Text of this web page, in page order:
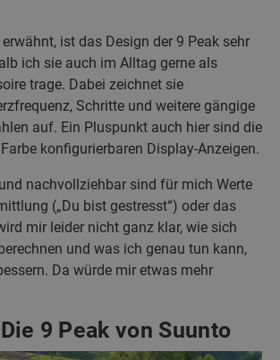
ist das Design der 9 Peak sehr
ich sie auch im Alltag gerne als
trage. Dabei zeichnet sie
Schritte und weitere gängige
auf. Ein Pluspunkt auch hier sind die
konfigurierbaren Display-Anzeigen.
nachvollziehbar sind für mich Werte
(„Du bist gestresst“) oder das
mir leider nicht ganz klar, wie sich
und was ich genau tun kann,
Da würde mir etwas mehr
9 Peak von Suunto